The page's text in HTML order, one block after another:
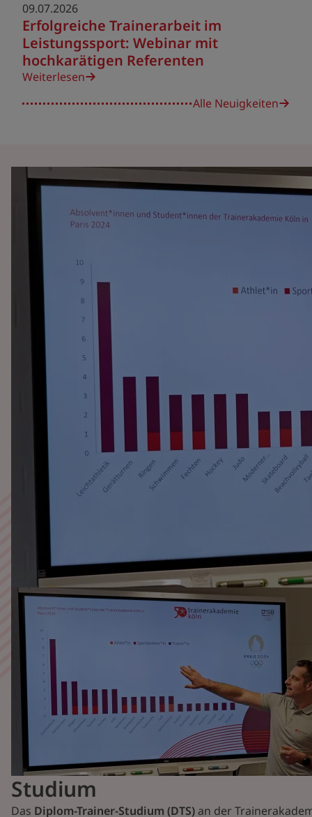
Erfolgreiche Trainerarbeit im
Leistungssport: Webinar mit
hochkarätigen Referenten
09.07.2026
Weiterlesen
Alle Neuigkeiten
Studium
Das Diplom-Trainer-Studium (DTS) an der